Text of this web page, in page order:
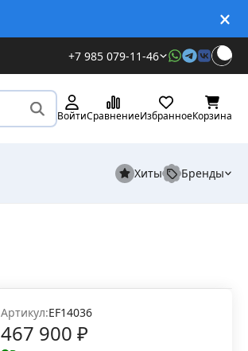
+7 985 079-11-46
ВойтиСравнениеИзбранноеКорзина
Хиты Бренды
Артикул:EF14036
467 900 ₽